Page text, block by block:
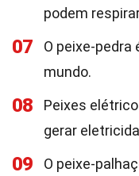
podem
07
O peixe-pedra
mundo.
08
Peixes
gerar
09 O peixe-